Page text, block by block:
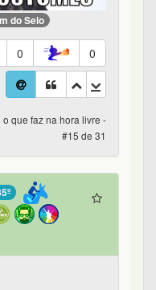
do Selo
0 0
que faz na hora livre -
#15 de 31